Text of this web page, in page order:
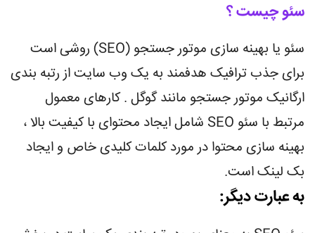
سئو چیست ؟
سئو یا بهینه سازی موتور جستجو (SEO) روشی است
برای جذب ترافیک هدفمند به یک وب سایت از رتبه بندی
ارگانیک موتور جستجو مانند گوگل . کارهای معمول
مرتبط با سئو SEO شامل ایجاد محتوای با کیفیت بالا ،
بهینه سازی محتوا در مورد کلمات کلیدی خاص و ایجاد
بک لینک است.
به عبارت دیگر: